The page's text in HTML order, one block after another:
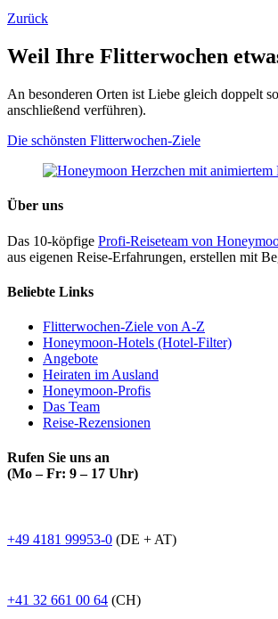
Zurück
Weil Ihre Flitterwochen
An besonderen Orten ist Liebe gleich doppelt
anschließend verführen).
Die schönsten Flitterwochen-Ziele
Über uns
Das 10-köpfige Profi-Reiseteam von
aus eigenen Reise-Erfahrungen, erstellen mit
Beliebte Links
Flitterwochen-Ziele von A-Z
Honeymoon-Hotels (Hotel-Filter)
Angebote
Heiraten im Ausland
Honeymoon-Profis
Das Team
Reise-Rezensionen
Rufen Sie uns an
(Mo – Fr: 9 – 17 Uhr)
+49 4181 99953-0 (DE + AT)
+41 32 661 00 64 (CH)